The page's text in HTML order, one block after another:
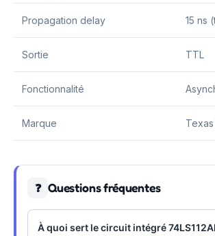
Propagation delay 15 ns
Sortie TTL
Fonctionnalité
Marque
❓ Questions fréquentes
À quoi sert le circuit intégré